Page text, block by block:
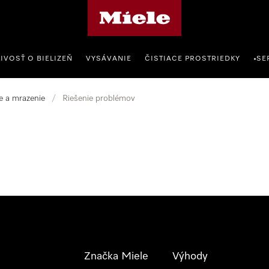
O BIELIZEŇ VYSÁVANIE ČISTIACE PROSTRIEDKY •
a mrazenie / Riešenie problémov
Značka Miele Výhody